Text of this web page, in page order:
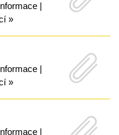
|
»
|
»
|